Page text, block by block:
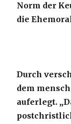
Norm der
die
Durch
dem
auferlegt.